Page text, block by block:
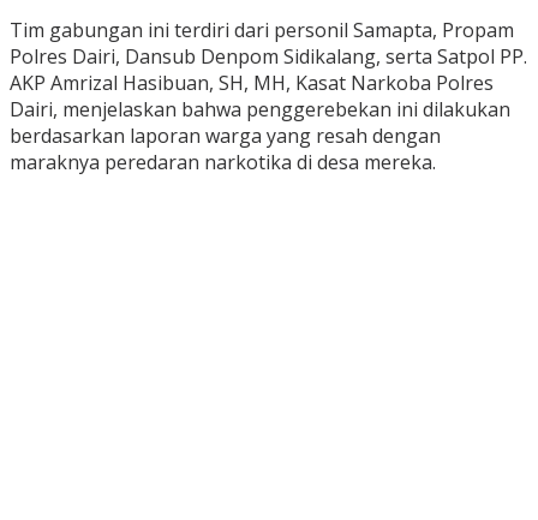
Tim gabungan ini terdiri dari personil Samapta, Propam
Polres Dairi, Dansub Denpom Sidikalang, serta Satpol PP.
AKP Amrizal Hasibuan, SH, MH, Kasat Narkoba Polres
Dairi, menjelaskan bahwa penggerebekan ini dilakukan
berdasarkan laporan warga yang resah dengan
maraknya peredaran narkotika di desa mereka.